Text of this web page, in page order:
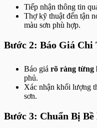
Tiếp nhận thông tin
Thợ kỹ thuật đến tận
màu sơn phù hợp.
Bước 2: Báo Giá Chi
Báo giá rõ ràng từng
phủ.
Xác nhận khối lượng
sơn.
Bước 3: Chuẩn Bị